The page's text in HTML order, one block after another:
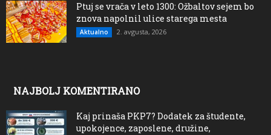
Ptuj se vrača v leto 1300: Ožbaltov sejem bo
znova napolnil ulice starega mesta
Aktualno 2. avgusta, 2026
NAJBOLJ KOMENTIRANO
Kaj prinaša PKP7? Dodatek za študente,
upokojence, zaposlene, družine,